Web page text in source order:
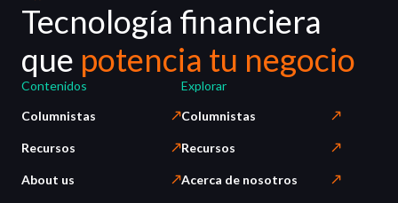
Tecnología financiera
que potencia tu negocio
Contenidos
Columnistas
Recursos
About us
Explorar
Columnistas
Recursos
Acerca de nosotros